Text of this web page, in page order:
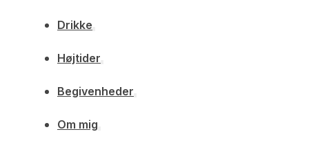
Drikke
Højtider
Begivenheder
Om mig